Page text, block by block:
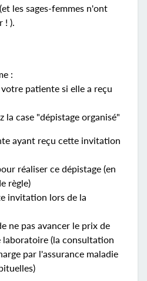
les sages-femmes n'ont
! ).
:
patiente si elle a reçu
la case "dépistage organisé"
ayant reçu cette invitation
réaliser ce dépistage (en
règle)
invitation lors de la
ne pas avancer le prix de
laboratoire (la consultation
par l'assurance maladie